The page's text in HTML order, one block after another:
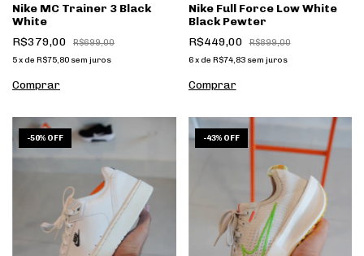
Nike MC Trainer 3 Black
White
R$379,00
R$699,00
5x de R$75,80 sem juros
Comprar
Nike Full Force Low White
Black Pewter
R$449,00
R$899,00
6 x de R$74,83 sem juros
Comprar
1/8
-50% OFF
1/9
-43% OFF